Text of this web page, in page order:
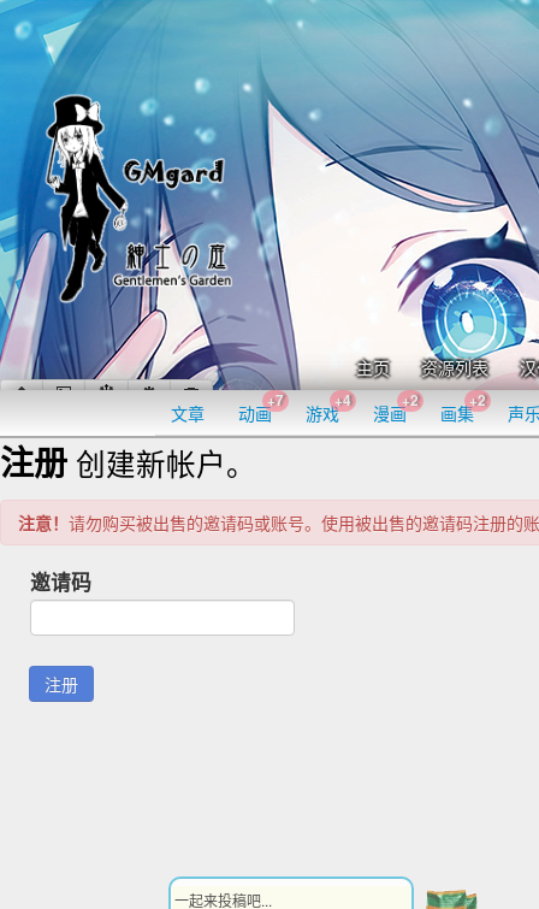
主页 资源列表
文章 动画
+7
游戏
+4
漫画
+2
画集
+2
声
注册 创建新帐户。
注意！ 请勿购买被出售的邀请码或账号。使用被出售的邀请码注册的
邀请码
一起来投稿吧...